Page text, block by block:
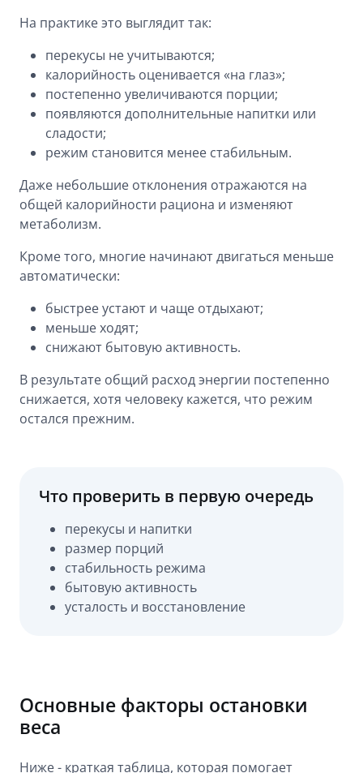
На практике это выглядит так:
перекусы не учитываются;
калорийность оценивается «на глаз»;
постепенно увеличиваются порции;
появляются дополнительные напитки или
сладости;
режим становится менее стабильным.
Даже небольшие отклонения отражаются на
общей калорийности рациона и изменяют
метаболизм.
Кроме того, многие начинают двигаться меньше
автоматически:
быстрее устают и чаще отдыхают;
меньше ходят;
снижают бытовую активность.
В результате общий расход энергии постепенно
снижается, хотя человеку кажется, что режим
остался прежним.
Что проверить в первую очередь
перекусы и напитки
размер порций
стабильность режима
бытовую активность
усталость и восстановление
Основные факторы остановки
веса
Ниже - краткая таблица, которая помогает